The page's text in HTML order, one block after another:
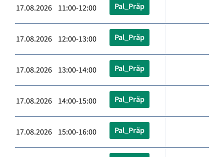
17.08.2026 11:00-12:00 Pal_Präp
17.08.2026 12:00-13:00 Pal_Präp
17.08.2026 13:00-14:00 Pal_Präp
17.08.2026 14:00-15:00 Pal_Präp
17.08.2026 15:00-16:00 Pal_Präp